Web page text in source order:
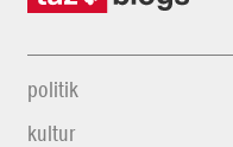
politik
kultur